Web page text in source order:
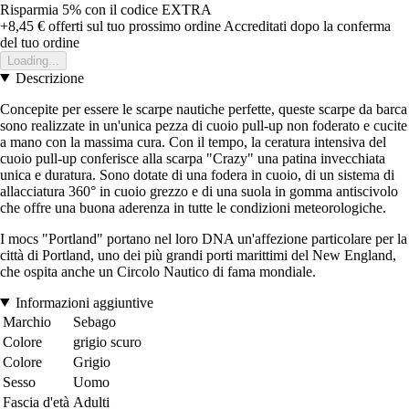
Risparmia 5% con il codice EXTRA
+8,45 € offerti sul tuo prossimo ordine Accreditati dopo la conferma
del tuo ordine
Loading...
Descrizione
Concepite per essere le scarpe nautiche perfette, queste scarpe da barca
sono realizzate in un'unica pezza di cuoio pull-up non foderato e cucite
a mano con la massima cura. Con il tempo, la ceratura intensiva del
cuoio pull-up conferisce alla scarpa "Crazy" una patina invecchiata
unica e duratura. Sono dotate di una fodera in cuoio, di un sistema di
allacciatura 360° in cuoio grezzo e di una suola in gomma antiscivolo
che offre una buona aderenza in tutte le condizioni meteorologiche.
I mocs "Portland" portano nel loro DNA un'affezione particolare per la
città di Portland, uno dei più grandi porti marittimi del New England,
che ospita anche un Circolo Nautico di fama mondiale.
Informazioni aggiuntive
Marchio
Sebago
Colore
grigio scuro
Colore
Grigio
Sesso
Uomo
Fascia d'età Adulti